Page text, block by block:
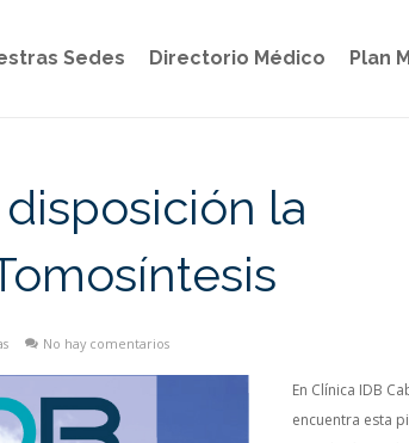
Sedes Directorio Médico Plan
la
No hay comentarios
En Clínica IDB
encuentra esta